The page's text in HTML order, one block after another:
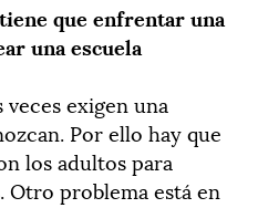
que enfrentar una
una escuela
veces exigen una
Por ello hay que
los adultos para
Otro problema está en